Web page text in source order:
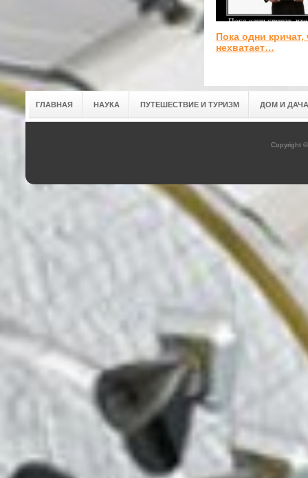
Пока одни кричат,
нехватает…
ГЛАВНАЯ НАУКА ПУТЕШЕСТВИЕ И ТУРИЗМ ДОМ И ДАЧА
Copyright